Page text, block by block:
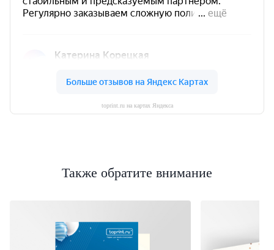
toprint.ru на картах Яндекса
Также обратите внимание